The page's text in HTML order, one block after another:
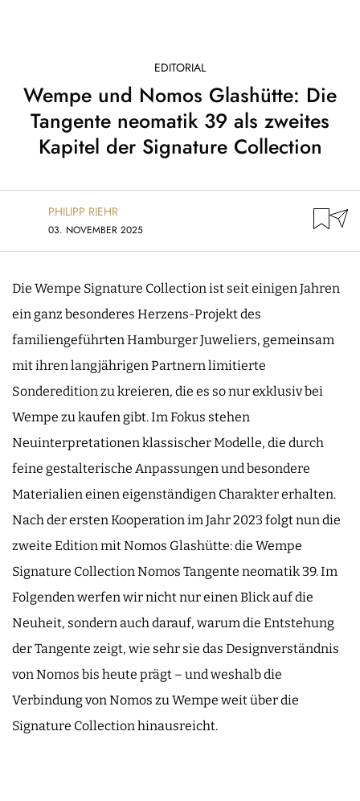
EDITORIAL
Wempe und Nomos Glashütte: Die
Tangente neomatik 39 als zweites
Kapitel der Signature Collection
PHILIPP RIEHR
03. NOVEMBER 2025
Die Wempe Signature Collection ist seit einigen Jahren
ein ganz besonderes Herzens-Projekt des
familiengeführten Hamburger Juweliers, gemeinsam
mit ihren langjährigen Partnern limitierte
Sonderedition zu kreieren, die es so nur exklusiv bei
Wempe zu kaufen gibt. Im Fokus stehen
Neuinterpretationen klassischer Modelle, die durch
feine gestalterische Anpassungen und besondere
Materialien einen eigenständigen Charakter erhalten.
Nach der ersten Kooperation im Jahr 2023 folgt nun die
zweite Edition mit Nomos Glashütte: die Wempe
Signature Collection Nomos Tangente neomatik 39. Im
Folgenden werfen wir nicht nur einen Blick auf die
Neuheit, sondern auch darauf, warum die Entstehung
der Tangente zeigt, wie sehr sie das Designverständnis
von Nomos bis heute prägt – und weshalb die
Verbindung von Nomos zu Wempe weit über die
Signature Collection hinausreicht.